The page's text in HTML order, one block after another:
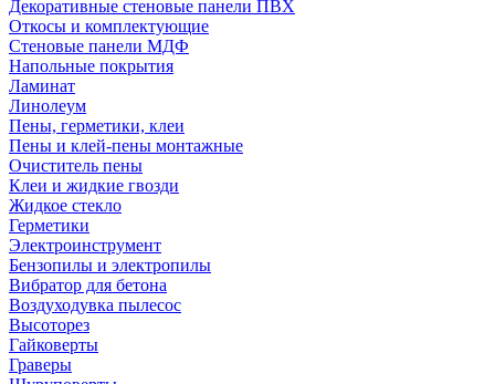
Декоративные стеновые панели ПВХ
Откосы и комплектующие
Стеновые панели МДФ
Напольные покрытия
Ламинат
Линолеум
Пены, герметики, клеи
Пены и клей-пены монтажные
Очиститель пены
Клеи и жидкие гвозди
Жидкое стекло
Герметики
Электроинструмент
Бензопилы и электропилы
Вибратор для бетона
Воздуходувка пылесос
Высоторез
Гайковерты
Граверы